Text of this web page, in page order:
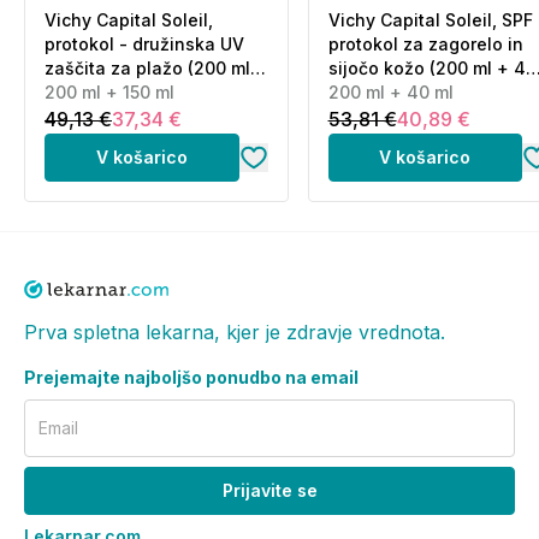
Pogosta vprašanja in odgovori (FAQ):
Kako pravilno nanašam Uriage
Bariesun oljno termalno vodico?
Pred izpostavljanjem soncu nanesite obilno količino
ponovno nanašajte, zlasti po potenju, plavanju ali
Katere sestavine vsebuje Uriage
Bariesun oljna termalna vodica?
Izdelek temelji na termalni vodi Uriage in vsebuje UV
filtre za visoko zaščito pred soncem, vitamin E
(tokoferil acetat in tokoferol), izvleček alge
Vichy Capital Soleil,
protokol - družinska UV
zaščita za plažo (200 ml +
150 ml)
200 ml + 150 ml
49,13 €37,34 €
V košarico
Vichy Capital Soleil, SPF
protokol za zagorelo in
sijočo kožo (200 ml + 40
ml)
200 ml + 40 ml
53,81 €40,89 €
V košarico
Prva spletna lekarna, kjer je zdravje vrednota.
Prejemajte najboljšo ponudbo na email
Email
Prijavite se